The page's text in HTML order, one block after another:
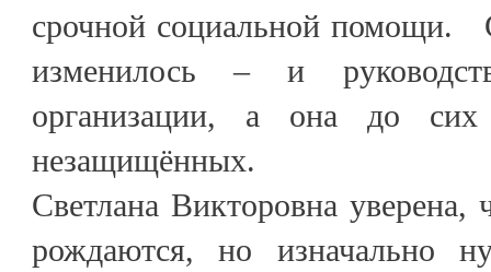
срочной социальной помощи.
изменилось – и
организации, а она до
незащищённых.
Светлана Викторовна уверена,
рождаются, но изначально